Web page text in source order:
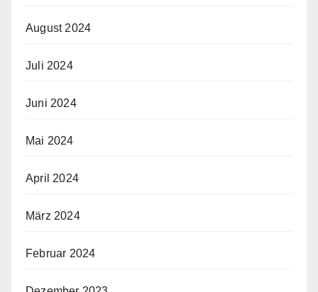
August 2024
Juli 2024
Juni 2024
Mai 2024
April 2024
März 2024
Februar 2024